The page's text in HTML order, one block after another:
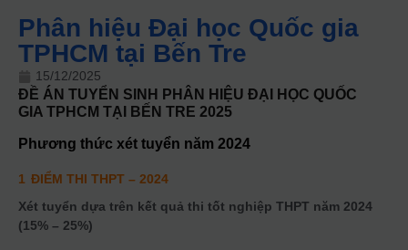
Phân hiệu Đại học Quốc gia
TPHCM tại Bến Tre
15/12/2025
ĐỀ ÁN TUYỂN SINH
PHÂN HIỆU ĐẠI HỌC QUỐC
GIA TPHCM TẠI BẾN TRE 2025
Phương thức xét tuyển năm 2024
1 ĐIỂM THI THPT – 2024
Xét tuyển dựa trên kết quả thi tốt nghiệp THPT năm 2024
(15% – 25%)